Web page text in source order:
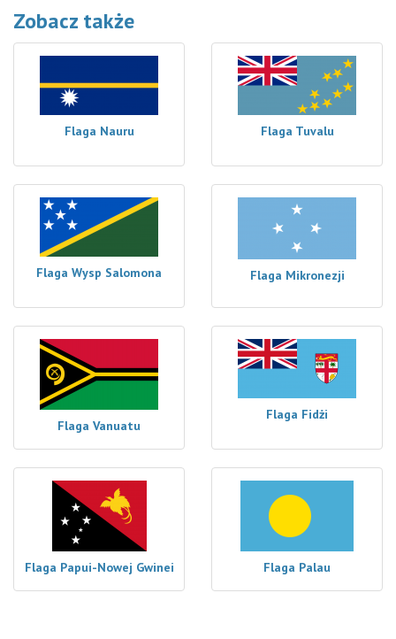
Zobacz także
Flaga Nauru Flaga Tuvalu
Flaga Wysp Salomona Flaga Mikronezji
Flaga Vanuatu
Flaga Fidżi
Flaga Papui-Nowej Gwinei Flaga Palau